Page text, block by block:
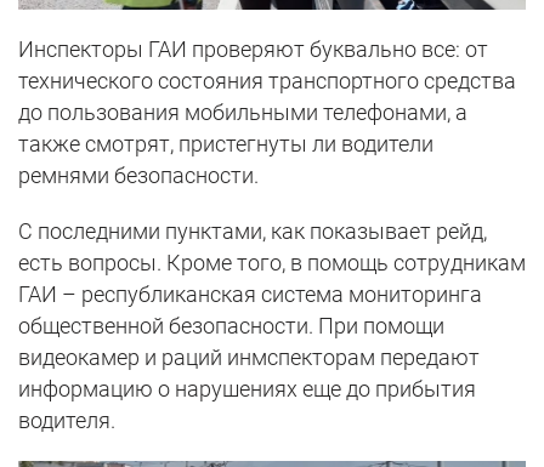
Инспекторы ГАИ проверяют буквально все: от
технического состояния транспортного средства
до пользования мобильными телефонами, а
также смотрят, пристегнуты ли водители
ремнями безопасности.
С последними пунктами, как показывает рейд,
есть вопросы. Кроме того, в помощь сотрудникам
ГАИ – республиканская система мониторинга
общественной безопасности. При помощи
видеокамер и раций инмспекторам передают
информацию о нарушениях еще до прибытия
водителя.